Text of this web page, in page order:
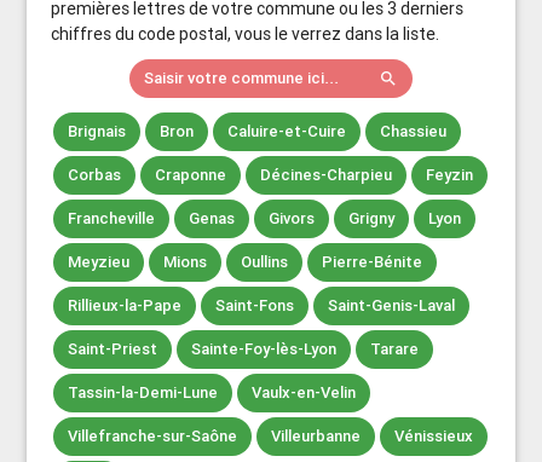
premières lettres de votre commune ou les 3 derniers
chiffres du code postal, vous le verrez dans la liste.
search
Saisir votre commune ici...
Brignais Bron Caluire-et-Cuire Chassieu
Corbas Craponne Décines-Charpieu Feyzin
Francheville Genas Givors Grigny Lyon
Meyzieu Mions Oullins Pierre-Bénite
Rillieux-la-Pape Saint-Fons Saint-Genis-Laval
Saint-Priest Sainte-Foy-lès-Lyon Tarare
Tassin-la-Demi-Lune Vaulx-en-Velin
Villefranche-sur-Saône Villeurbanne Vénissieux